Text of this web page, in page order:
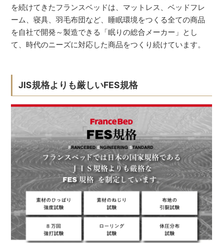
を続けてきたフランスベッドは、マットレス、ベッドフレ
ーム、寝具、羽毛布団など、睡眠環境をつくる全ての商品
を自社で開発～製造できる「眠りの総合メーカー」とし
て、時代のニーズに対応した商品をつくり続けています。
JIS規格よりも厳しいFES規格